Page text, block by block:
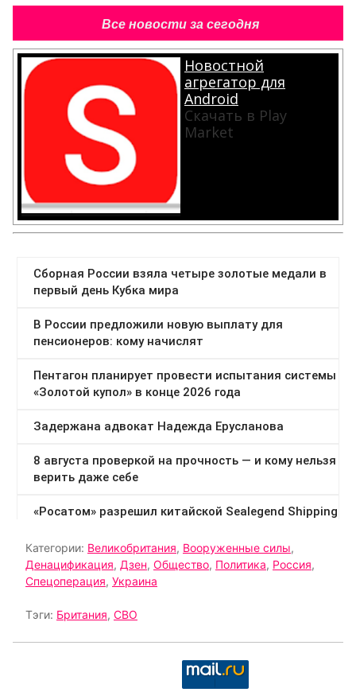
Все новости за сегодня
Новостной
агрегатор для
Android
Скачать в Play
Market
Категории: Великобритания, Вооруженные силы,
Денацификация, Дзен, Общество, Политика, Россия,
Спецоперация, Украина
Тэги: Британия, СВО